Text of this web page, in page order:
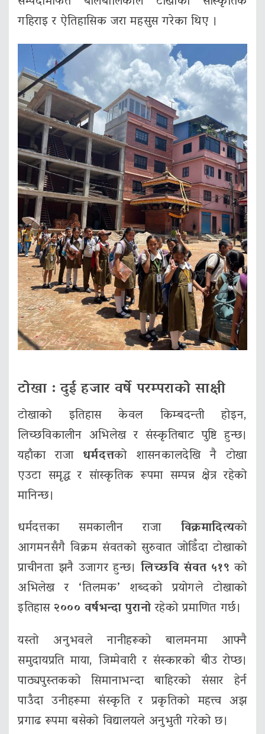
गहिराइ र ऐतिहासिक जरा महसुस गरेका थिए ।
टोखा : दुई हजार वर्षे परम्पराको साक्षी
टोखाको इतिहास केवल किम्बदन्ती होइन,
लिच्छविकालीन अभिलेख र संस्कृतिबाट पुष्टि हुन्छ।
यहाँका राजा धर्मदत्तको शासनकालदेखि नै टोखा
एउटा समृद्ध र सांस्कृतिक रूपमा सम्पन्न क्षेत्र रहेको
मानिन्छ।
धर्मदत्तका समकालीन राजा विक्रमादित्यको
आगमनसँगै विक्रम संवतको सुरुवात जोडिँदा टोखाको
प्राचीनता झनै उजागर हुन्छ। लिच्छवि संवत ५१९ को
अभिलेख र ‘तिलमक’ शब्दको प्रयोगले टोखाको
इतिहास२००० वर्षभन्दा पुरानोरहेको प्रमाणित गर्छ।
यस्तो अनुभवले नानीहरूको बालमनमा आफ्नै
समुदायप्रति माया, जिम्मेवारी र संस्कारको बीउ रोप्छ।
पाठ्यपुस्तकको सिमानाभन्दा बाहिरको संसार हेर्न
पाउँदा उनीहरूमा संस्कृति र प्रकृतिको महत्त्व अझ
प्रगाढ रूपमा बसेको विद्यालयले अनुभुती गरेको छ।